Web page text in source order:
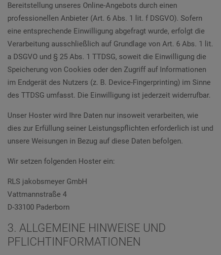
Bereitstellung unseres Online-Angebots durch einen
professionellen Anbieter (Art. 6 Abs. 1 lit. f DSGVO). Sofern
eine entsprechende Einwilligung abgefragt wurde, erfolgt die
Verarbeitung ausschließlich auf Grundlage von Art. 6 Abs. 1 lit.
a DSGVO und § 25 Abs. 1 TTDSG, soweit die Einwilligung die
Speicherung von Cookies oder den Zugriff auf Informationen
im Endgerät des Nutzers (z. B. Device-Fingerprinting) im Sinne
des TTDSG umfasst. Die Einwilligung ist jederzeit widerrufbar.
Unser Hoster wird Ihre Daten nur insoweit verarbeiten, wie
dies zur Erfüllung seiner Leistungspflichten erforderlich ist und
unsere Weisungen in Bezug auf diese Daten befolgen.
Wir setzen folgenden Hoster ein:
RLS jakobsmeyer GmbH
Vattmannstraße 4
D-33100 Paderborn
3. ALLGEMEINE HINWEISE UND
PFLICHT­INFORMATIONEN